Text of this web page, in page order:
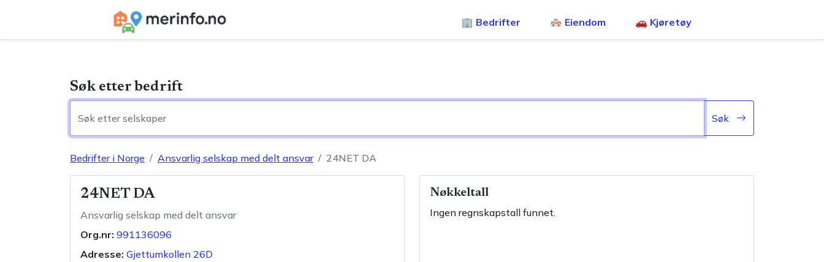
🏢 Bedrifter 🏘️ Eiendom 🚗 Kjøretøy
Søk etter bedrift
Søk
Bedrifter i Norge Ansvarlig selskap med delt ansvar 24NET DA
24NET DA
Ansvarlig selskap med delt ansvar
Org.nr: 991136096
Adresse: Gjettumkollen 26D
Nøkkeltall
Ingen regnskapstall funnet.